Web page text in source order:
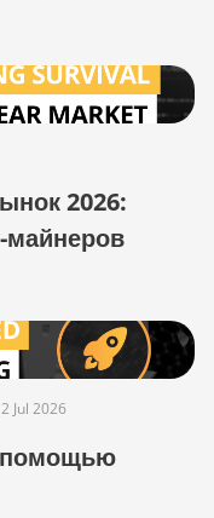
2026:
майнеров
2 Jul 2026
помощью